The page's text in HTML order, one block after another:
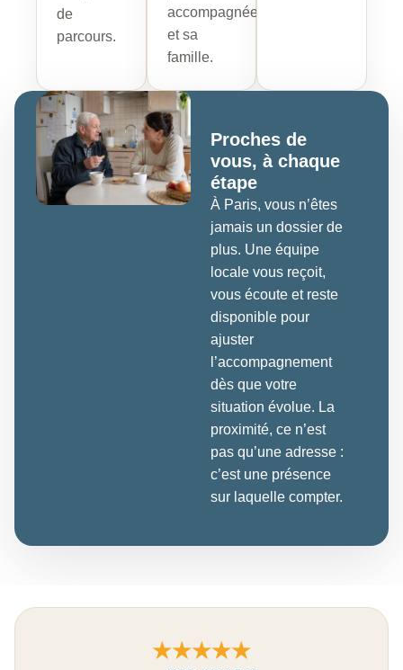
de
parcours.
accompagnée
et sa
famille.
Proches de
vous, à chaque
étape
À Paris, vous n’êtes
jamais un dossier de
plus. Une équipe
locale vous reçoit,
vous écoute et reste
disponible pour
ajuster
l’accompagnement
dès que votre
situation évolue. La
proximité, ce n’est
pas qu’une adresse :
c’est une présence
sur laquelle compter.
★★★★★